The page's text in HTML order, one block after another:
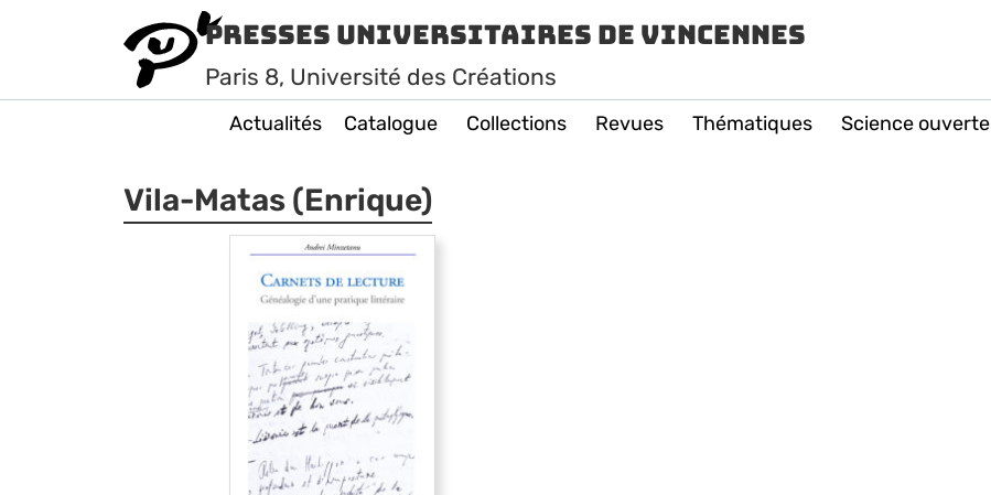
Presses Universitaires de Vincennes
Paris 8, Université des Créations
Actualités Catalogue Collections Revues Thématiques Science ouverte
Vila-Matas (Enrique)